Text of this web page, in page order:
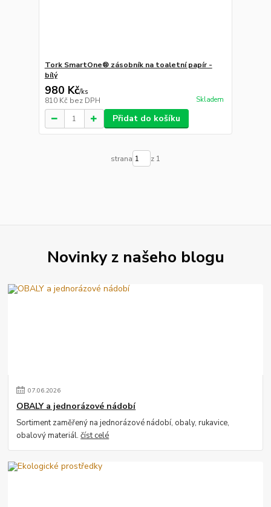
Tork SmartOne® zásobník na toaletní papír -
bílý
980 Kč/ks
810 Kč bez DPH Skladem
Přidat do košíku
strana z 1
Novinky z našeho blogu
07.06.2026
OBALY a jednorázové nádobí
Sortiment zaměřený na jednorázové nádobí, obaly, rukavice,
obalový materiál.číst celé